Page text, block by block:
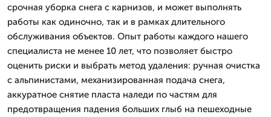
срочная уборка снега с карнизов, и может выполнять
работы как одиночно, так и в рамках длительного
обслуживания объектов. Опыт работы каждого нашего
специалиста не менее 10 лет, что позволяет быстро
оценить риски и выбрать метод удаления: ручная очистка
с альпинистами, механизированная подача снега,
аккуратное снятие пласта наледи по частям для
предотвращения падения больших глыб на пешеходные